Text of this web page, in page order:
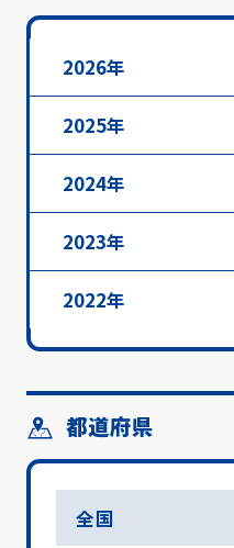
2026年
2025年
2024年
2023年
2022年
都道府県
全国